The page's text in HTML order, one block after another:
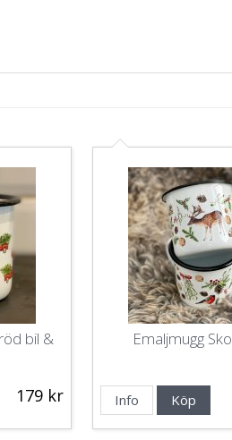
bil &
179 kr
Emaljmugg
Info Köp